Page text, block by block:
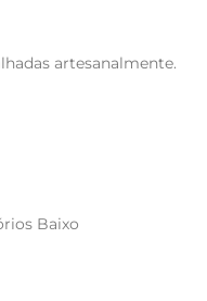
artesanalmente.
Baixo